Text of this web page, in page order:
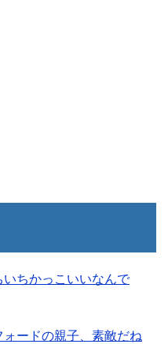
ちかっこいいなんで
ードの親子、素敵だね